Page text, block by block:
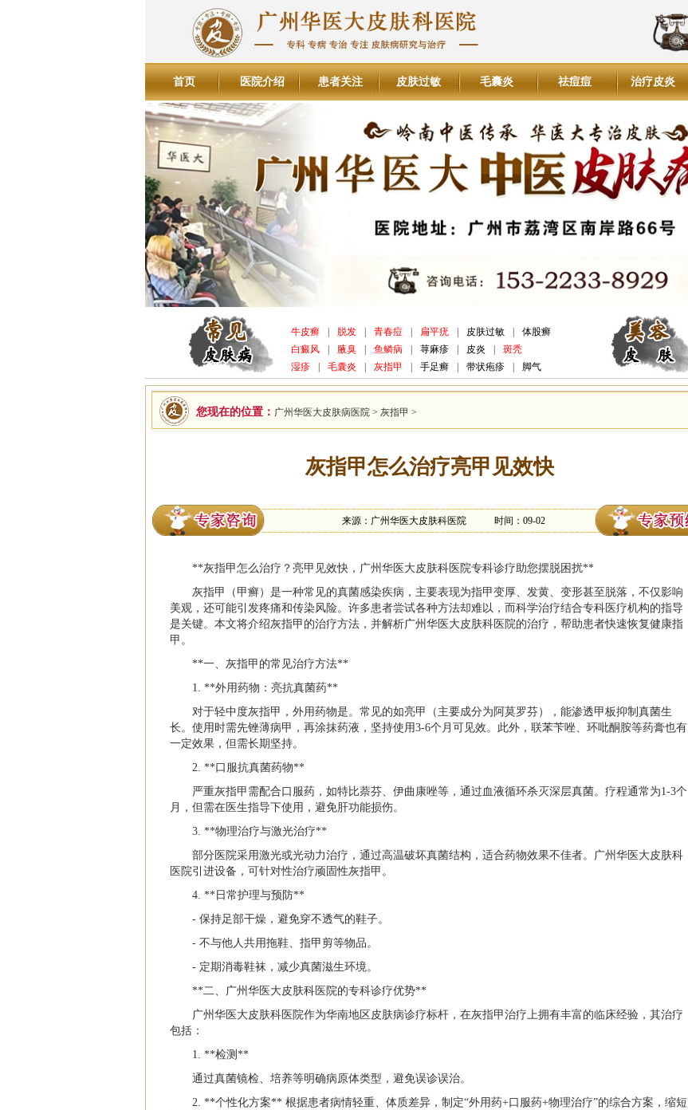
首页 医院介绍 患者关注 皮肤过敏 毛囊炎 祛痘痘 治疗皮炎
牛皮癣 脱发 青春痘 扁平疣 皮肤过敏
体股癣
白癜风
腋臭 鱼鳞病 荨麻疹 皮炎
斑秃
湿疹
毛囊炎 灰指甲 手足癣 带状疱疹 脚气
您现在的位置： 广州华医大皮肤病医院 > 灰指甲 >
灰指甲怎么治疗亮甲见效快
来源：广州华医大皮肤科医院 时间：09-02
**灰指甲怎么治疗？亮甲见效快，广州华医大皮肤科医院专科诊疗助您摆脱困扰**
灰指甲（甲癣）是一种常见的真菌感染疾病，主要表现为指甲变厚、发黄、变形甚至脱落，不仅影响
美观，还可能引发疼痛和传染风险。许多患者尝试各种方法却难以，而科学治疗结合专科医疗机构的指导
是关键。本文将介绍灰指甲的治疗方法，并解析广州华医大皮肤科医院的治疗，帮助患者快速恢复健康指
甲。
**一、灰指甲的常见治疗方法**
1. **外用药物：亮抗真菌药**
对于轻中度灰指甲，外用药物是。常见的如亮甲（主要成分为阿莫罗芬），能渗透甲板抑制真菌生
长。使用时需先锉薄病甲，再涂抹药液，坚持使用3-6个月可见效。此外，联苯苄唑、环吡酮胺等药膏也有
一定效果，但需长期坚持。
2. **口服抗真菌药物**
严重灰指甲需配合口服药，如特比萘芬、伊曲康唑等，通过血液循环杀灭深层真菌。疗程通常为1-3个
月，但需在医生指导下使用，避免肝功能损伤。
3. **物理治疗与激光治疗**
部分医院采用激光或光动力治疗，通过高温破坏真菌结构，适合药物效果不佳者。广州华医大皮肤科
医院引进设备，可针对性治疗顽固性灰指甲。
4. **日常护理与预防**
- 保持足部干燥，避免穿不透气的鞋子。
- 不与他人共用拖鞋、指甲剪等物品。
- 定期消毒鞋袜，减少真菌滋生环境。
**二、广州华医大皮肤科医院的专科诊疗优势**
广州华医大皮肤科医院作为华南地区皮肤病诊疗标杆，在灰指甲治疗上拥有丰富的临床经验，其治疗
包括：
1. **检测**
通过真菌镜检、培养等明确病原体类型，避免误诊误治。
2. **个性化方案** 根据患者病情轻重、体质差异，制定“外用药+口服药+物理治疗”的综合方案，缩短